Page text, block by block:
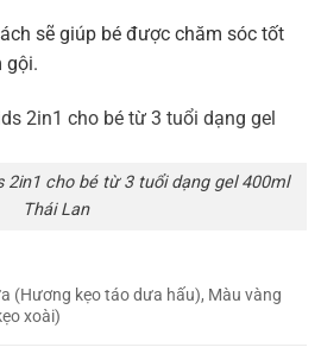
sẽ giúp bé được chăm sóc tốt
gội.
2in1 cho bé từ 3 tuổi dạng gel 400ml
Thái Lan
(Hương kẹo táo dưa hấu), Màu vàng
xoài)